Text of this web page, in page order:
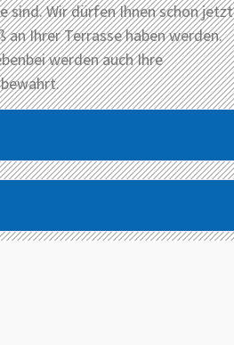
sind. Wir dürfen Ihnen schon jetzt
an Ihrer Terrasse haben werden.
werden auch Ihre